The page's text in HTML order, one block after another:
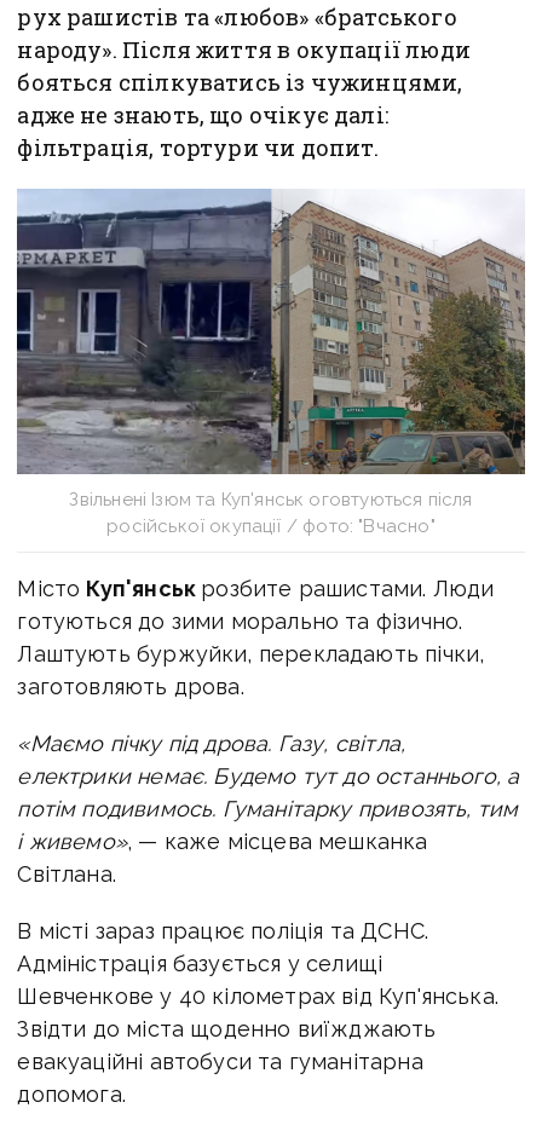
рух рашистів та «любов» «братського
народу». Після життя в окупації люди
бояться спілкуватись із чужинцями,
адже не знають, що очікує далі:
фільтрація, тортури чи допит.
Звільнені Ізюм та Куп'янськ оговтуються після
російської окупації / фото: "Вчасно"
Місто Куп'янськ розбите рашистами. Люди
готуються до зими морально та фізично.
Лаштують буржуйки, перекладають пічки,
заготовляють дрова.
«Маємо пічку під дрова. Газу, світла,
електрики немає. Будемо тут до останнього, а
потім подивимось. Гуманітарку привозять, тим
і живемо», — каже місцева мешканка
Світлана.
В місті зараз працює поліція та ДСНС.
Адміністрація базується у селищі
Шевченкове у 40 кілометрах від Куп'янська.
Звідти до міста щоденно виїжджають
евакуаційні автобуси та гуманітарна
допомога.